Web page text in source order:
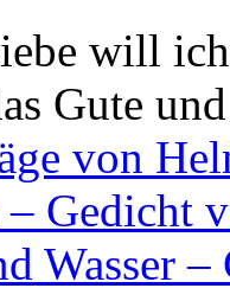
will
Gute
von
Gedicht
Wasser